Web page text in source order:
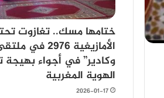
ختامها مسك.. تغازوت
الأمازيغية
وكادير” في أجواء
الهوية المغربية
2026-01-17